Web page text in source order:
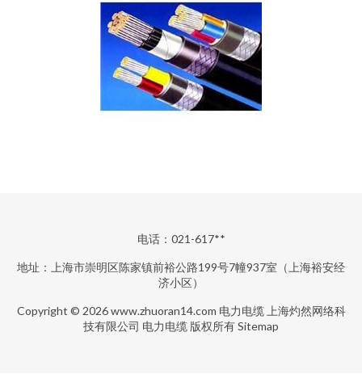
电话：021-617**
地址：上海市崇明区陈家镇前裕公路199号7幢937室（上海裕安经
济小区）
Copyright © 2026www.zhuoran14.com 电力电缆 上海灼然网络科
技有限公司 电力电缆 版权所有Sitemap